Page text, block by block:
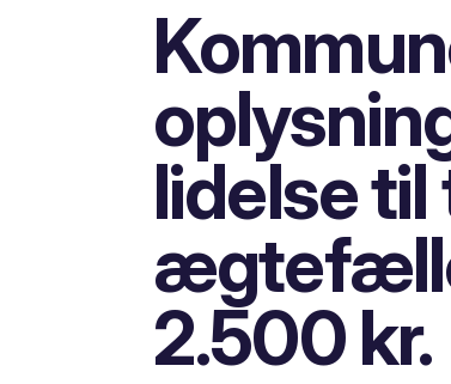
lidelse
2.500 kr.